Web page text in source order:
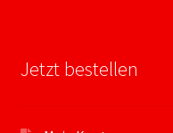
Jetzt bestellen